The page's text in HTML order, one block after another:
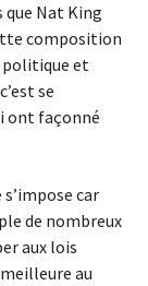
que Nat King
composition
politique et
se
ont façonné
car
de nombreux
aux lois
au